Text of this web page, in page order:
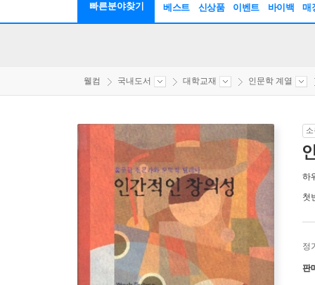
빠른분야찾기 베스트 신상품 이벤트 바이백 매
웰컴 국내도서 대학교재 인문학 계열
하
첫
정
판